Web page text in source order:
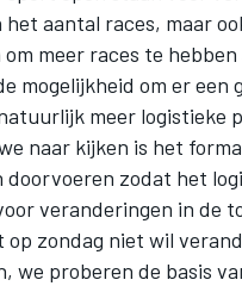
aantal races, maar
meer races te
mogelijkheid om er een
meer logistieke
naar kijken is het
zodat het
veranderingen in de
zondag niet wil
we proberen de basis